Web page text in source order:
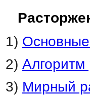
1)
2) Алгоритм
3) Мирный